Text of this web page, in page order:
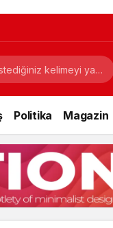
Politika Magazin